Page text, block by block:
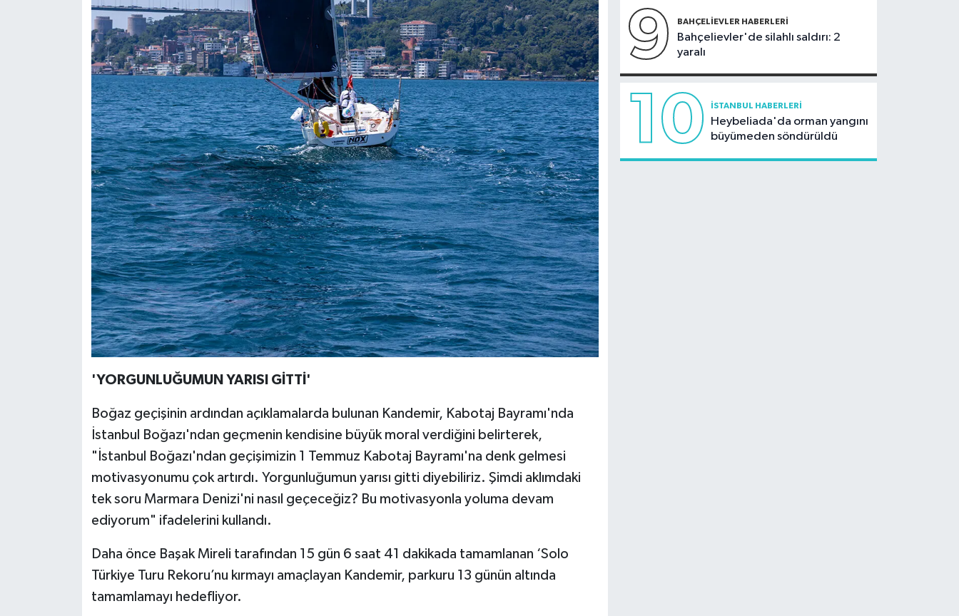
'YORGUNLUĞUMUN YARISI GİTTİ'
Boğaz geçişinin ardından açıklamalarda bulunan Kandemir, Kabotaj Bayramı'nda
İstanbul Boğazı'ndan geçmenin kendisine büyük moral verdiğini belirterek,
"İstanbul Boğazı'ndan geçişimizin 1 Temmuz Kabotaj Bayramı'na denk gelmesi
motivasyonumu çok artırdı. Yorgunluğumun yarısı gitti diyebiliriz. Şimdi aklımdaki
tek soru Marmara Denizi'ni nasıl geçeceğiz? Bu motivasyonla yoluma devam
ediyorum" ifadelerini kullandı.
Daha önce Başak Mireli tarafından 15 gün 6 saat 41 dakikada tamamlanan ‘Solo
Türkiye Turu Rekoru’nu kırmayı amaçlayan Kandemir, parkuru 13 günün altında
tamamlamayı hedefliyor.
müdahale
9 BAHÇELIEVLER HABERLERI
Bahçelievler'de silahlı saldırı: 2
yaralı
10 İSTANBUL HABERLERI
Heybeliada'da orman yangını
büyümeden söndürüldü